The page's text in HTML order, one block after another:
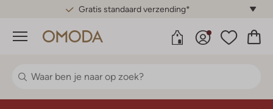
Gratis standaard verzending*
Menu